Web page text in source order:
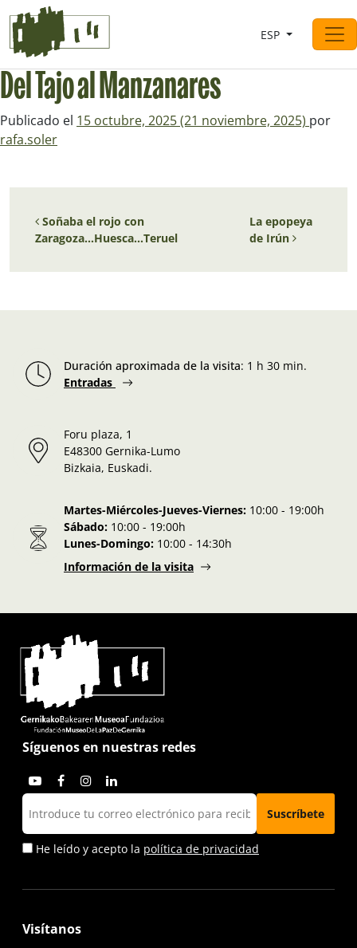
Saltar al contingut
Navegación principal
ESP
Del Tajo al Manzanares
Publicado el 15 octubre, 2025(21 noviembre, 2025) por
rafa.soler
Navegación de entradas
Soñaba el rojo con
Zaragoza…Huesca…Teruel
La epopeya
de Irún
Duración aproximada de la visita: 1 h 30 min.
Entradas
Foru plaza, 1
E48300 Gernika-Lumo
Bizkaia, Euskadi.
Martes-Miércoles-Jueves-Viernes: 10:00 - 19:00h
Sábado: 10:00 - 19:00h
Lunes-Domingo: 10:00 - 14:30h
Información de la visita
Síguenos en nuestras redes
He leído y acepto la política de privacidad
Visítanos